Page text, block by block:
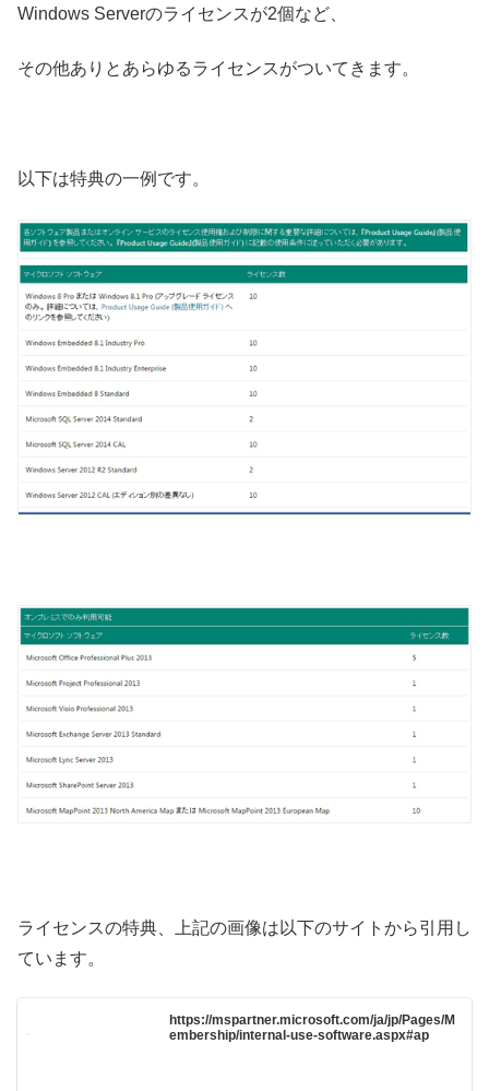
Windows Serverのライセンスが2個など、
その他ありとあらゆるライセンスがついてきます。
以下は特典の一例です。
ライセンスの特典、上記の画像は以下のサイトから引用し
ています。
https://mspartner.microsoft.com/ja/jp/Pages/M
embership/internal-use-software.aspx#ap